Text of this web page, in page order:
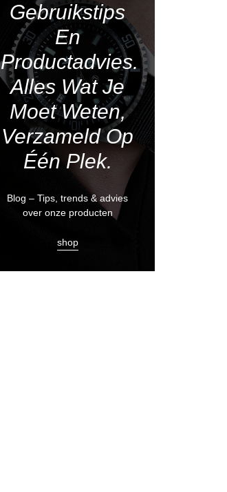
Gebruikstips
En
Productadvies.
Alles Wat Je
Moet Weten,
Verzameld Op
Één Plek.
Blog – Tips, trends & advies
over onze producten
shop